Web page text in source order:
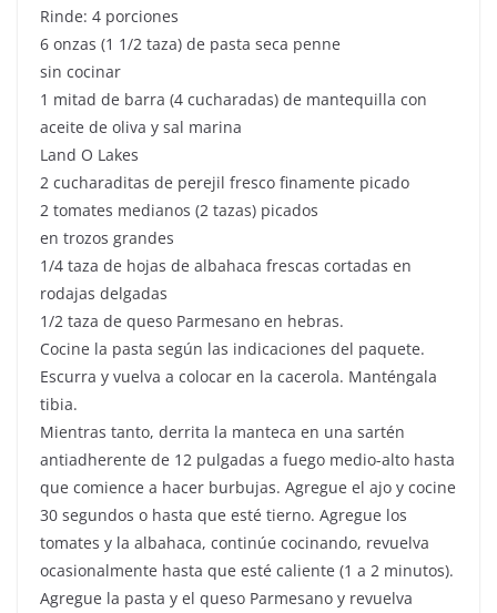
Rinde: 4 porciones
6 onzas (1 1/2 taza) de pasta seca penne
sin cocinar
1 mitad de barra (4 cucharadas) de mantequilla con
aceite de oliva y sal marina
Land O Lakes
2 cucharaditas de perejil fresco finamente picado
2 tomates medianos (2 tazas) picados
en trozos grandes
1/4 taza de hojas de albahaca frescas cortadas en
rodajas delgadas
1/2 taza de queso Parmesano en hebras.
Cocine la pasta según las indicaciones del paquete.
Escurra y vuelva a colocar en la cacerola. Manténgala
tibia.
Mientras tanto, derrita la manteca en una sartén
antiadherente de 12 pulgadas a fuego medio-alto hasta
que comience a hacer burbujas. Agregue el ajo y cocine
30 segundos o hasta que esté tierno. Agregue los
tomates y la albahaca, continúe cocinando, revuelva
ocasionalmente hasta que esté caliente (1 a 2 minutos).
Agregue la pasta y el queso Parmesano y revuelva